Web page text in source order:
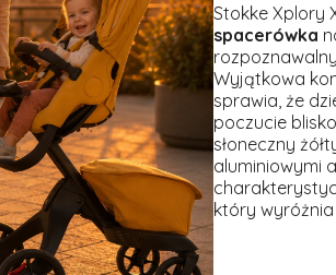
Stokke Xplory
spacerówka
Wyjątkowa
sprawia, że
poczucie
słoneczny
aluminiowymi
który